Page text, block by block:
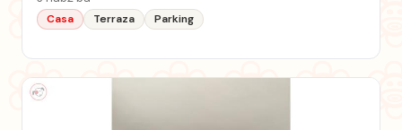
Casa Terraza Parking